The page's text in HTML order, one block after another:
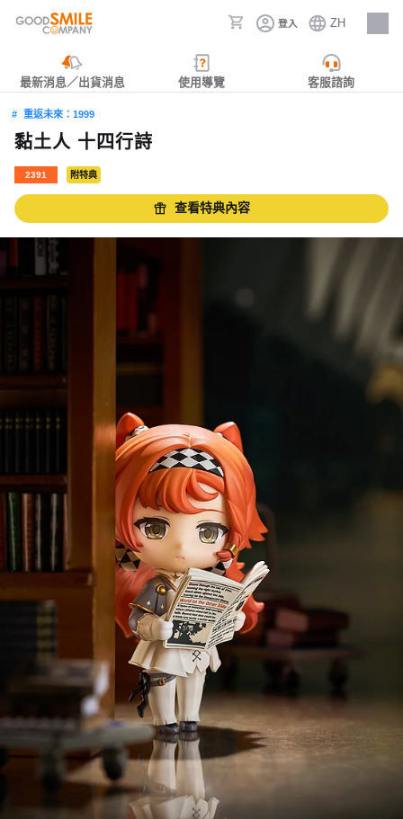
登入 ZH
人才招募
最新消息／出貨消息 使用導覽 客服諮詢
重返未來：1999
黏土人 十四行詩
2391 附特典
查看特典內容